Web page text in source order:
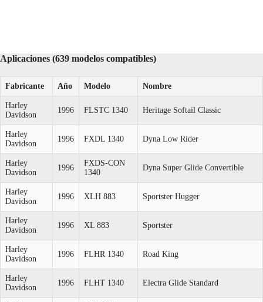
Aplicaciones (639 modelos compatibles)
Fabricante Año Modelo Nombre
Harley
Davidson
1996 FLSTC 1340 Heritage Softail Classic
Harley
Davidson
1996 FXDL 1340 Dyna Low Rider
Harley
Davidson
1996
FXDS-CON
1340
Dyna Super Glide Convertible
Harley
Davidson
1996 XLH 883 Sportster Hugger
Harley
Davidson
1996 XL 883 Sportster
Harley
Davidson
1996 FLHR 1340 Road King
Harley
Davidson
1996 FLHT 1340 Electra Glide Standard